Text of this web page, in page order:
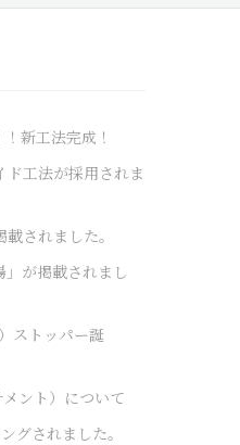
新工法完成！
ド工法が採用されま
されました。
が掲載されまし
ストッパー誕
ント）について
グされました。